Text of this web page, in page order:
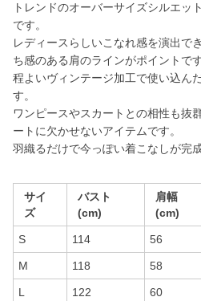
トレンドのオーバーサイズシルエッ
です。
レディースらしいこなれ感を演出で
ち感のある肩のラインがポイントです
程よいヴィンテージ加工で使い込ん
す。
ワンピースやスカートとの相性も抜
ートに欠かせないアイテムです。
羽織るだけで今っぽい着こなしが完
サイ
ズ
バスト
(cm)
肩幅
(cm)
S 114 56
M 118 58
L 122 60